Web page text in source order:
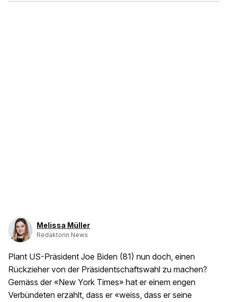
Melissa Müller
Redaktorin News
Plant US-Präsident Joe Biden (81) nun doch, einen
Rückzieher von der Präsidentschaftswahl zu machen?
Gemäss der «New York Times» hat er einem engen
Verbündeten erzählt, dass er «weiss, dass er seine